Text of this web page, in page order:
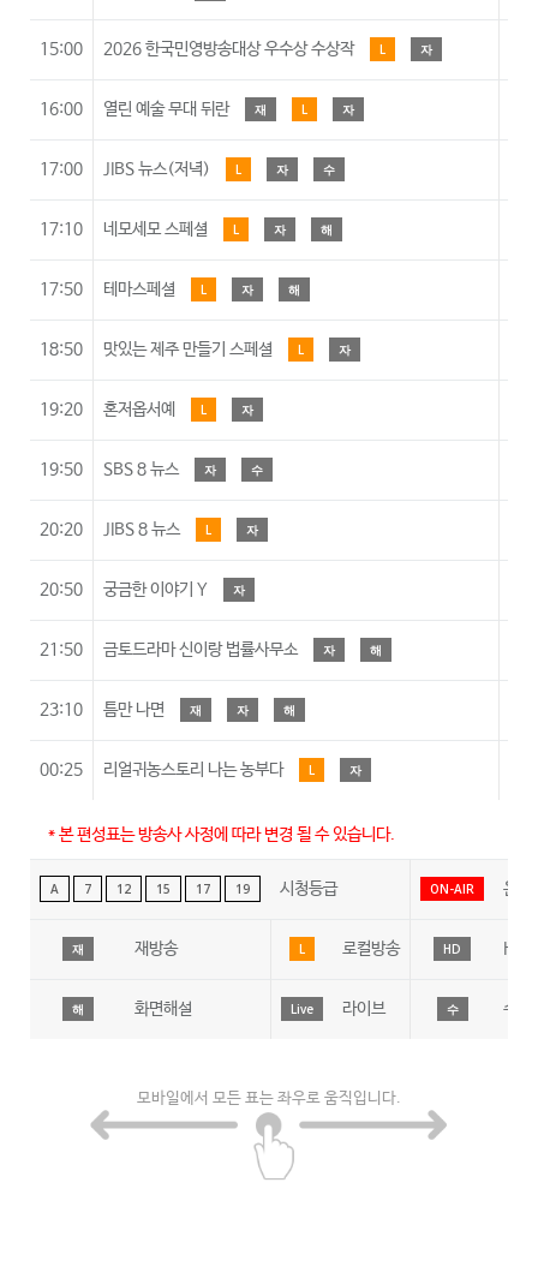
15:00 2026 한국민영방송대상 우수상 수상작 L 자
16:00 열린 예술 무대 뒤란 재 L 자
17:00 JIBS 뉴스(저녁) L 자 수
17:10 네모세모 스페셜 L 자 해
17:50 테마스페셜 L 자 해
18:50 맛있는 제주 만들기 스페셜 L 자
19:20 혼저옵서예 L 자
19:50 SBS 8 뉴스 자 수
20:20 JIBS 8 뉴스 L 자
20:50 궁금한 이야기 Y 자
21:50 금토드라마 신이랑 법률사무소 자 해
23:10 틈만 나면 재 자 해
00:25 리얼귀농스토리 나는 농부다 L 자
* 본 편성표는 방송사 사정에 따라 변경 될 수 있습니다.
A 7 12 15 17 19 시청등급 ON-AIR 온에
재 재방송 L 로컬방송 HD HD
해 화면해설 Live 라이브 수 수어
모바일에서 모든 표는 좌우로 움직입니다.